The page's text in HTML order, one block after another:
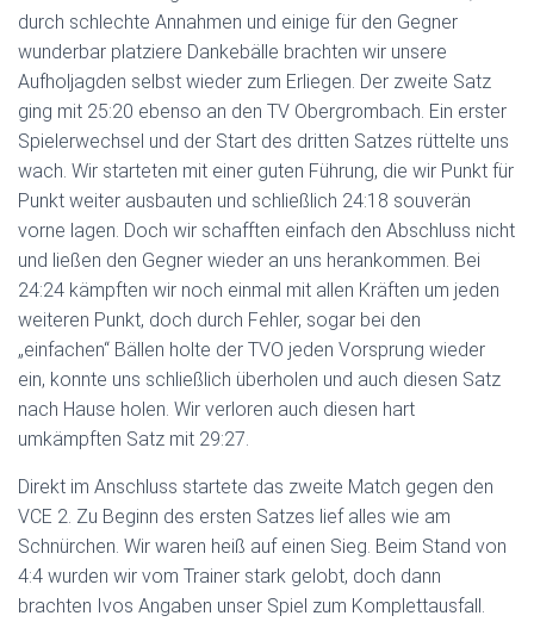
durch schlechte Annahmen und einige für den Gegner
wunderbar platziere Dankebälle brachten wir unsere
Aufholjagden selbst wieder zum Erliegen. Der zweite Satz
ging mit 25:20 ebenso an den TV Obergrombach. Ein erster
Spielerwechsel und der Start des dritten Satzes rüttelte uns
wach. Wir starteten mit einer guten Führung, die wir Punkt für
Punkt weiter ausbauten und schließlich 24:18 souverän
vorne lagen. Doch wir schafften einfach den Abschluss nicht
und ließen den Gegner wieder an uns herankommen. Bei
24:24 kämpften wir noch einmal mit allen Kräften um jeden
weiteren Punkt, doch durch Fehler, sogar bei den
„einfachen“ Bällen holte der TVO jeden Vorsprung wieder
ein, konnte uns schließlich überholen und auch diesen Satz
nach Hause holen. Wir verloren auch diesen hart
umkämpften Satz mit 29:27.
Direkt im Anschluss startete das zweite Match gegen den
VCE 2. Zu Beginn des ersten Satzes lief alles wie am
Schnürchen. Wir waren heiß auf einen Sieg. Beim Stand von
4:4 wurden wir vom Trainer stark gelobt, doch dann
brachten Ivos Angaben unser Spiel zum Komplettausfall.